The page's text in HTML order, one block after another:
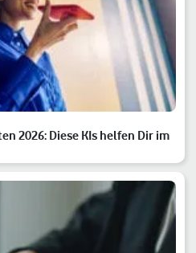
2026: Diese KIs helfen Dir im